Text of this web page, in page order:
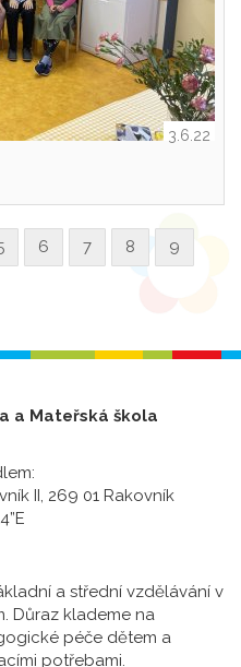
3.6.22
6 7 8 9
a Mateřská škola
II, 269 01 Rakovník
a střední vzdělávání v
Důraz klademe na
péče dětem a
potřebami.